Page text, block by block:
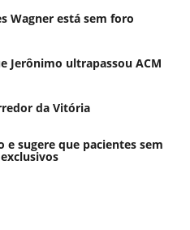
Wagner está sem foro
Jerônimo ultrapassou ACM
da Vitória
e sugere que pacientes sem